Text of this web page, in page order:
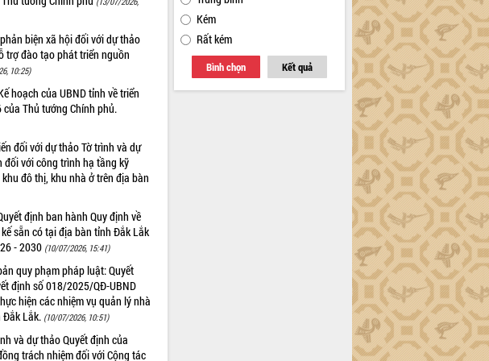
biện xã hội đối với dự thảo
trợ đào tạo phát triển nguồn
10:25)
hoạch của UBND tỉnh về triển
Thủ tướng Chính phủ.
đối với dự thảo Tờ trình và dự
đối với công trình hạ tầng kỹ
đô thị, khu nhà ở trên địa bàn
định ban hành Quy định về
sẵn có tại địa bàn tỉnh Đắk Lắk
- 2030 (10/07/2026, 15:41)
quy phạm pháp luật: Quyết
định số 018/2025/QĐ-UBND
hiện các nhiệm vụ quản lý nhà
Đắk Lắk. (10/07/2026, 10:51)
và dự thảo Quyết định của
trách nhiệm đối với Cộng tác
Kém
Rất kém
Bình chọn Kết quả